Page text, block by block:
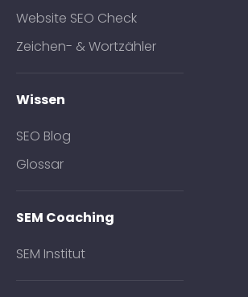
Website SEO Check
Zeichen- & Wortzähler
Wissen
SEO Blog
Glossar
SEM Coaching
SEM Institut